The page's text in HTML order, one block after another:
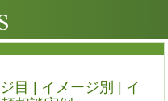
目 | イメージ別 | イ